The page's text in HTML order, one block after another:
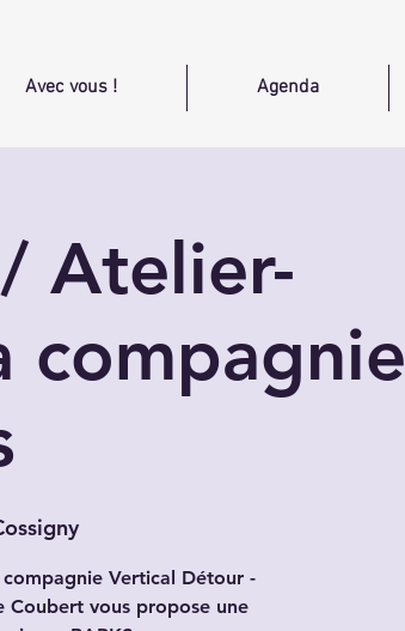
Avec vous ! Agenda
Atelier-
compagnie
Vertical Détour -
Coubert vous propose une